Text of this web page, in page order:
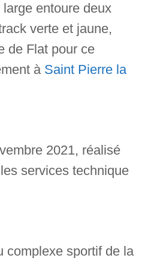
entoure deux
verte et jaune,
de Flat pour ce
à Saint Pierre la
2021, réalisé
services technique
complexe sportif de la